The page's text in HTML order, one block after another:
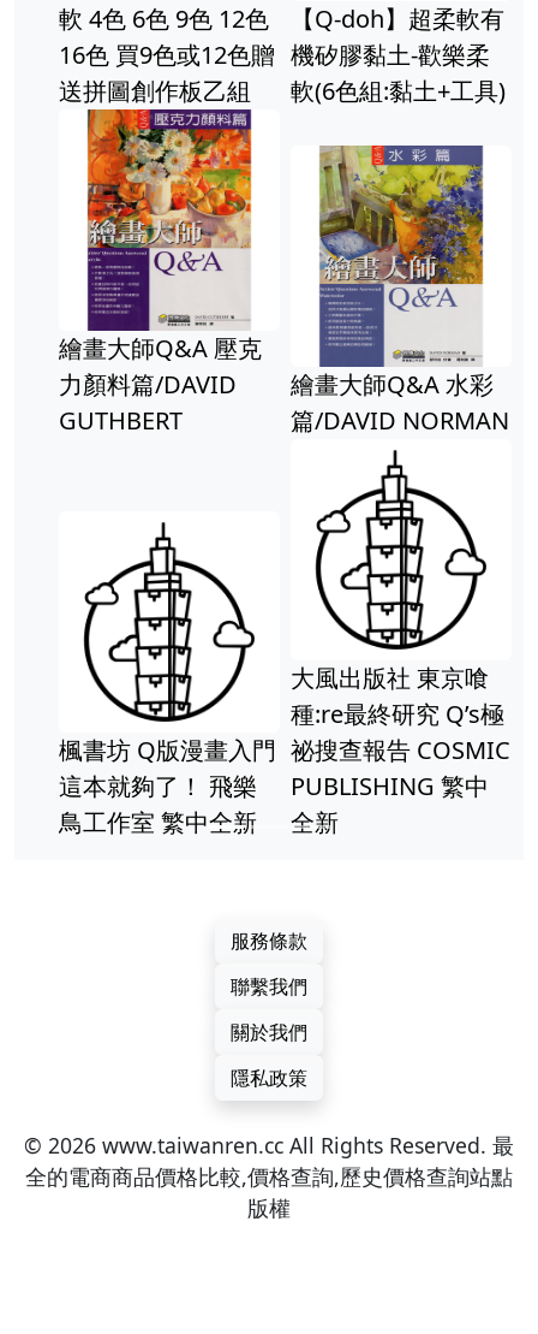
軟 4色 6色 9色 12色
16色 買9色或12色贈
送拼圖創作板乙組
【Q-doh】超柔軟有
機矽膠黏土-歡樂柔
軟(6色組:黏土+工具)
繪畫大師Q&A 壓克
力顏料篇/DAVID
GUTHBERT
繪畫大師Q&A 水彩
篇/DAVID NORMAN
楓書坊 Q版漫畫入門
這本就夠了！ 飛樂
鳥工作室 繁中全新
大風出版社 東京喰
種:re最終研究 Q’s極
祕搜查報告 COSMIC
PUBLISHING 繁中
全新
服務條款
聯繫我們